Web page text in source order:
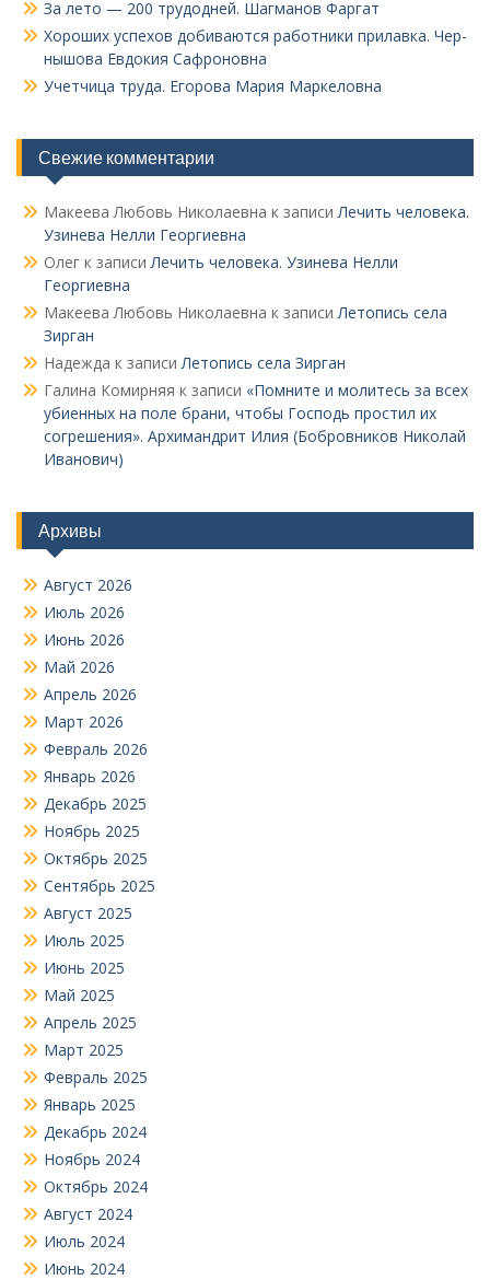
За лето — 200 трудодней. Шагманов Фаргат
Хороших успехов добиваются работники прилавка. Чер­
нышова Евдокия Сафроновна
Учетчица труда. Его­рова Мария Маркеловна
Свежие комментарии
Макеева Любовь Николаевна к записиЛечить человека.
Узинева Нелли Георгиевна
Олег к записиЛечить человека. Узинева Нелли
Георгиевна
Макеева Любовь Николаевна к записиЛетопись села
Зирган
Надежда к записиЛетопись села Зирган
Галина Комирняя к записи «Помните и молитесь за всех
убиенных на поле брани, чтобы Господь простил их
согрешения». Архимандрит Илия (Бобровников Николай
Иванович)
Архивы
Август 2026
Июль 2026
Июнь 2026
Май 2026
Апрель 2026
Март 2026
Февраль 2026
Январь 2026
Декабрь 2025
Ноябрь 2025
Октябрь 2025
Сентябрь 2025
Август 2025
Июль 2025
Июнь 2025
Май 2025
Апрель 2025
Март 2025
Февраль 2025
Январь 2025
Декабрь 2024
Ноябрь 2024
Октябрь 2024
Август 2024
Июль 2024
Июнь 2024